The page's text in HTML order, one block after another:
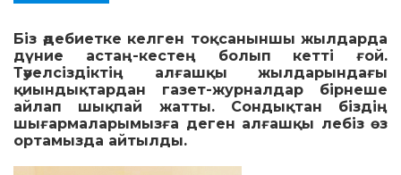
Біз әдебиетке келген тоқсаныншы жылдарда
дүние астаң-кестең болып кетті ғой.
Тәуелсіздіктің алғашқы жылдарындағы
қиындықтардан газет-журналдар бірнеше
айлап шықпай жатты. Сондықтан біздің
шығармаларымызға деген алғашқы лебіз өз
ортамызда айтылды.